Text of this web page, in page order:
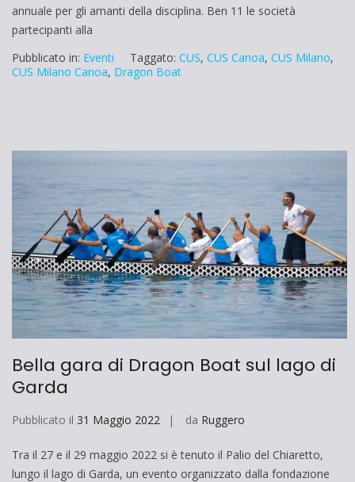
annuale per gli amanti della disciplina. Ben 11 le società
partecipanti alla
Pubblicato in: Eventi Taggato: CUS, CUS Canoa, CUS Milano,
CUS Milano Canoa, Dragon Boat
Bella gara di Dragon Boat sul lago di
Garda
Pubblicato il 31 Maggio 2022 da Ruggero
Tra il 27 e il 29 maggio 2022 si è tenuto il Palio del Chiaretto,
lungo il lago di Garda, un evento organizzato dalla fondazione